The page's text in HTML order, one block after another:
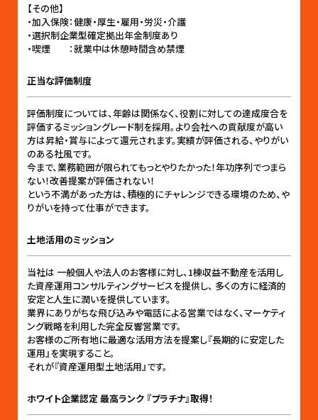
【その他】
・加入保険：健康・厚生・雇用・労災・介護
・選択制企業型確定拠出年金制度あり
・喫煙 ：就業中は休憩時間含め禁煙
正当な評価制度
評価制度については、年齢は関係なく、役割に対しての達成度合を
評価するミッショングレード制を採用。より会社への貢献度が高い
方は昇給・賞与によって還元されます。実績が評価される、やりがい
のある社風です。
今まで、業務範囲が限られてもっとやりたかった！年功序列でつまら
ない！改善提案が評価されない！
という不満があった方は、積極的にチャレンジできる環境のため、や
りがいを持って仕事ができます。
土地活用のミッション
当社は 一般個人や法人のお客様に対し、1棟収益不動産を活用し
た資産運用コンサルティングサービスを提供し、 多くの方に経済的
安定と人生に潤いを提供しています。
業界にありがちな飛び込みや電話による営業ではなく、マーケティ
ング戦略を利用した完全反響営業です。
お客様のご所有地に最適な活用方法を提案し『長期的に安定した
運用』を実現すること。
それが『資産運用型土地活用』です。
ホワイト企業認定 最高ランク 『プラチナ』取得！